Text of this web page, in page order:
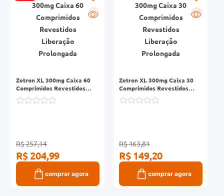
R
Zetron XL 300mg Caixa 60
Comprimidos Revestidos
Liberação Prolongada
R$ 257,14
R$ 204,99
comprar agora
R
Zetron XL 300mg Caixa 30
Comprimidos Revestidos
Liberação Prolongada
R$ 163,81
R$ 149,20
comprar agora